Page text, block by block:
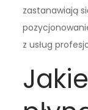
zastanawiają
z usług